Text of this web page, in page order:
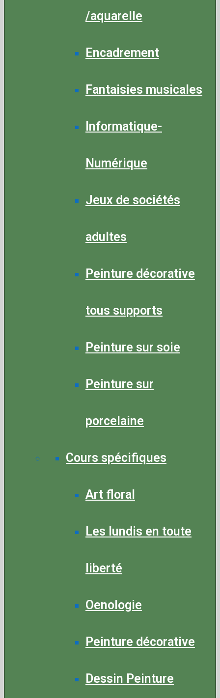
/aquarelle
Encadrement
Fantaisies musicales
Informatique-
Numérique
Jeux de sociétés
adultes
Peinture décorative
tous supports
Peinture sur soie
Peinture sur
porcelaine
Cours spécifiques
Art floral
Les lundis en toute
liberté
Oenologie
Peinture décorative
Dessin Peinture